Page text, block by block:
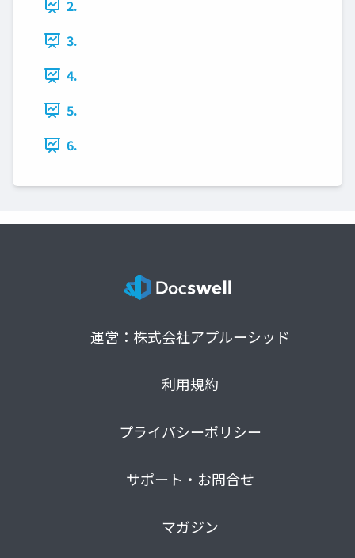
2.
3.
4.
5.
6.
運営：株式会社アプルーシッド
利用規約
プライバシーポリシー
サポート・お問合せ
マガジン